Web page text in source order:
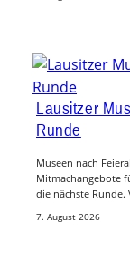
Lausitzer
Runde
Museen nach
Mitmachangebote
die nächste Runde.
7. August 2026